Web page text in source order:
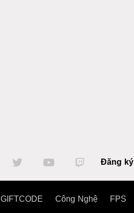
Đăng ký
GIFTCODE Công Nghệ FPS